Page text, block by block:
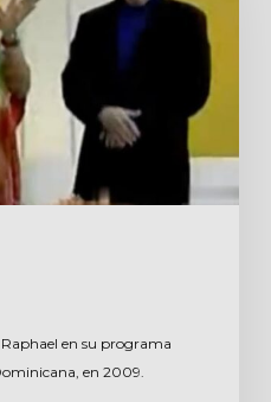
en su programa
en 2009.